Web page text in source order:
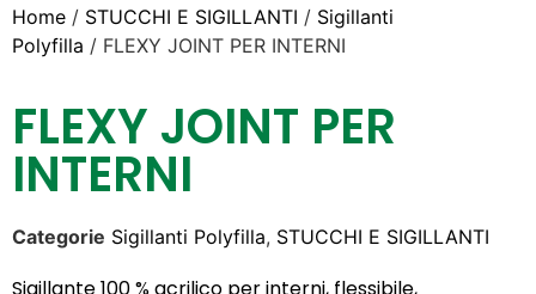
Home / STUCCHI E SIGILLANTI / Sigillanti
Polyfilla / FLEXY JOINT PER INTERNI
FLEXY JOINT PER
INTERNI
Categorie Sigillanti Polyfilla, STUCCHI E SIGILLANTI